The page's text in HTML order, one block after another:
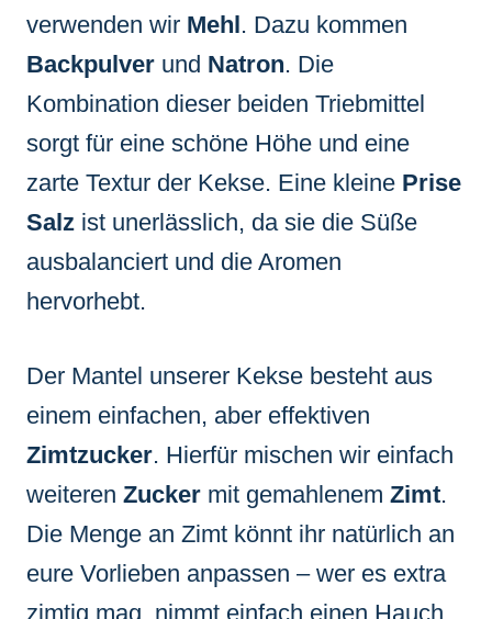
verwenden wir Mehl. Dazu kommen
Backpulver und Natron. Die
Kombination dieser beiden Triebmittel
sorgt für eine schöne Höhe und eine
zarte Textur der Kekse. Eine kleine Prise
Salz ist unerlässlich, da sie die Süße
ausbalanciert und die Aromen
hervorhebt.
Der Mantel unserer Kekse besteht aus
einem einfachen, aber effektiven
Zimtzucker. Hierfür mischen wir einfach
weiteren Zucker mit gemahlenem Zimt.
Die Menge an Zimt könnt ihr natürlich an
eure Vorlieben anpassen – wer es extra
zimtig mag, nimmt einfach einen Hauch